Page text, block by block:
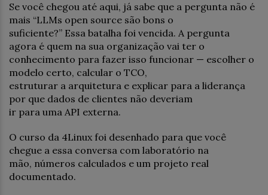
Se você chegou até aqui, já sabe que a pergunta não é
mais “LLMs open source são bons o
suficiente?” Essa batalha foi vencida. A pergunta
agora é quem na sua organização vai ter o
conhecimento para fazer isso funcionar — escolher o
modelo certo, calcular o TCO,
estruturar a arquitetura e explicar para a liderança
por que dados de clientes não deveriam
ir para uma API externa.
O curso da 4Linux foi desenhado para que você
chegue a essa conversa com laboratório na
mão, números calculados e um projeto real
documentado.